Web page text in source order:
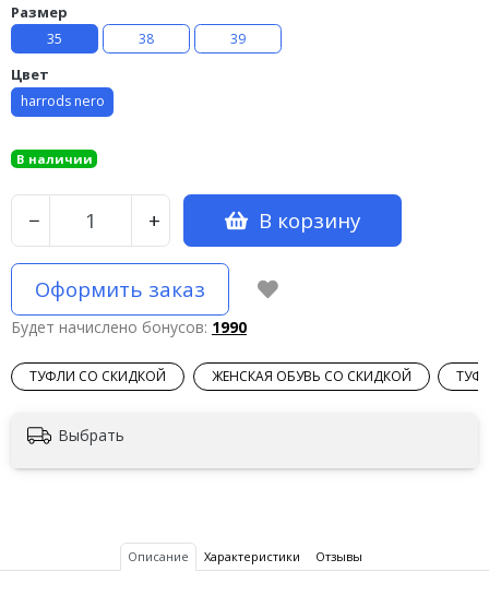
Размер
35 38 39
Цвет
harrods nero
В наличии
− + В корзину
Оформить заказ
Будет начислено бонусов: 1990
ТУФЛИ СО СКИДКОЙ ЖЕНСКАЯ ОБУВЬ СО СКИДКОЙ
Выбрать
Описание Характеристики Отзывы